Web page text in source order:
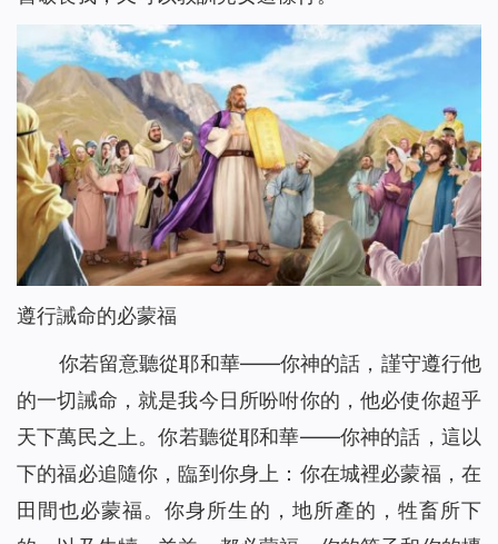
遵行誡命的必蒙福
你若留意聽從耶和華——你神的話，謹守遵行他
的一切誡命，就是我今日所吩咐你的，他必使你超乎
天下萬民之上。你若聽從耶和華——你神的話，這以
下的福必追隨你，臨到你身上：你在城裡必蒙福，在
田間也必蒙福。你身所生的，地所產的，牲畜所下